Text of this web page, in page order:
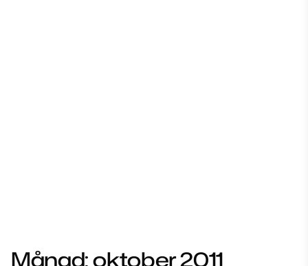
Månad:oktober 2011